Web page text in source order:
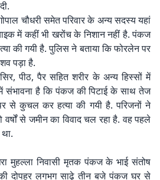
चौधरी समेत परिवार के अन्य सदस्य यहां
में कहीं भी खरोंच के निशान नहीं है. पंकज
की गयी है. पुलिस ने बताया कि फोरलेन पर
पड़ा है.
पीठ, पैर सहित शरीर के अन्य हिस्सों में
संभावना है कि पंकज की पिटाई के साथ तेज
से कुचल कर हत्या की गयी है. परिजनों ने
वर्षों से जमीन का विवाद चल रहा है. वह पहले
मुहल्ला निवासी मृतक पंकज के भाई संतोष
की दोपहर लगभग साढ़े तीन बजे पंकज घर से